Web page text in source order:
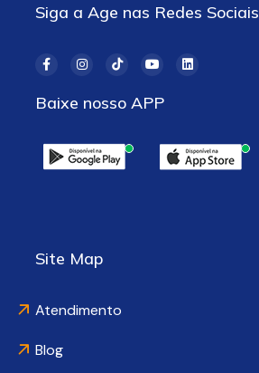
Siga a Age nas Redes Sociais
Baixe nosso APP
Site Map
Atendimento
Blog